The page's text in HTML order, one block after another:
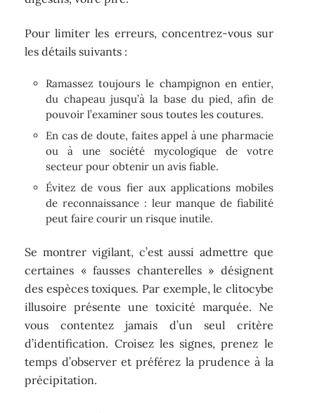
Pour limiter les erreurs, concentrez-vous sur
les détails suivants :
Ramassez toujours le champignon en entier,
du chapeau jusqu’à la base du pied, afin de
pouvoir l’examiner sous toutes les coutures.
En cas de doute, faites appel à une pharmacie
ou à une société mycologique de votre
secteur pour obtenir un avis fiable.
Évitez de vous fier aux applications mobiles
de reconnaissance : leur manque de fiabilité
peut faire courir un risque inutile.
Se montrer vigilant, c’est aussi admettre que
certaines « fausses chanterelles » désignent
des espèces toxiques. Par exemple, le clitocybe
illusoire présente une toxicité marquée. Ne
vous contentez jamais d’un seul critère
d’identification. Croisez les signes, prenez le
temps d’observer et préférez la prudence à la
précipitation.